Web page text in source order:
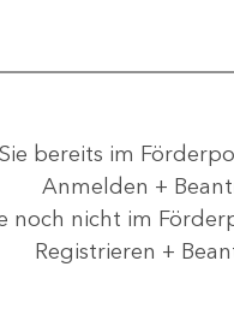
bereits im
Anmelden +
noch nicht im
Registrieren +